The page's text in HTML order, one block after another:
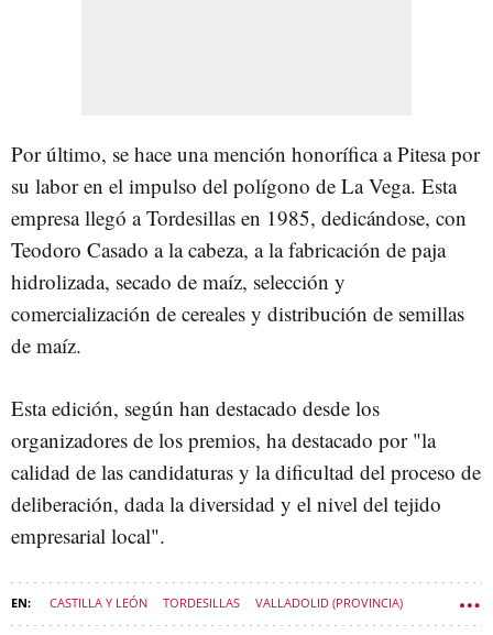
Por último, se hace una mención honorífica a Pitesa por
su labor en el impulso del polígono de La Vega. Esta
empresa llegó a Tordesillas en 1985, dedicándose, con
Teodoro Casado a la cabeza, a la fabricación de paja
hidrolizada, secado de maíz, selección y
comercialización de cereales y distribución de semillas
de maíz.
Esta edición, según han destacado desde los
organizadores de los premios, ha destacado por "la
calidad de las candidaturas y la dificultad del proceso de
deliberación, dada la diversidad y el nivel del tejido
empresarial local".
CASTILLA Y LEÓN TORDESILLAS VALLADOLID (PROVINCIA)